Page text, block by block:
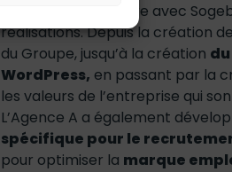
L’Agence A collabore avec
réalisations. Depuis la création
du Groupe, jusqu’à la création
WordPress, en passant par la
les valeurs de l’entreprise qui
L’Agence A a également
spécifique pour le
pour optimiser la marque